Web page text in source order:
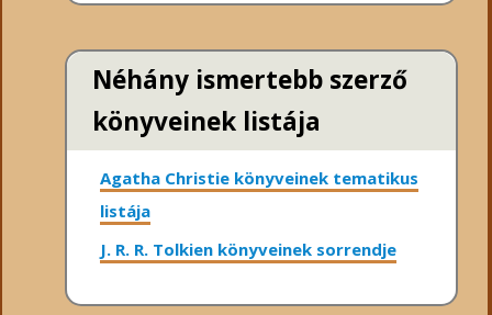
Néhány ismertebb szerző
könyveinek listája
Agatha Christie könyveinek tematikus
listája
J. R. R. Tolkien könyveinek sorrendje